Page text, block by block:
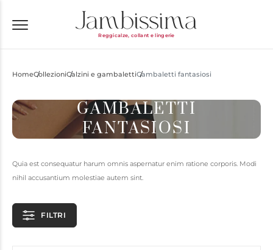
Reggicalze, collant e lingerie
HomeCollezioniCalzini e gambalettiGambaletti fantasiosi
GAMBALETTI
FANTASIOSI
Quia est consequatur harum omnis aspernatur enim ratione corporis. Modi
nihil accusantium molestiae autem sint.
FILTRI